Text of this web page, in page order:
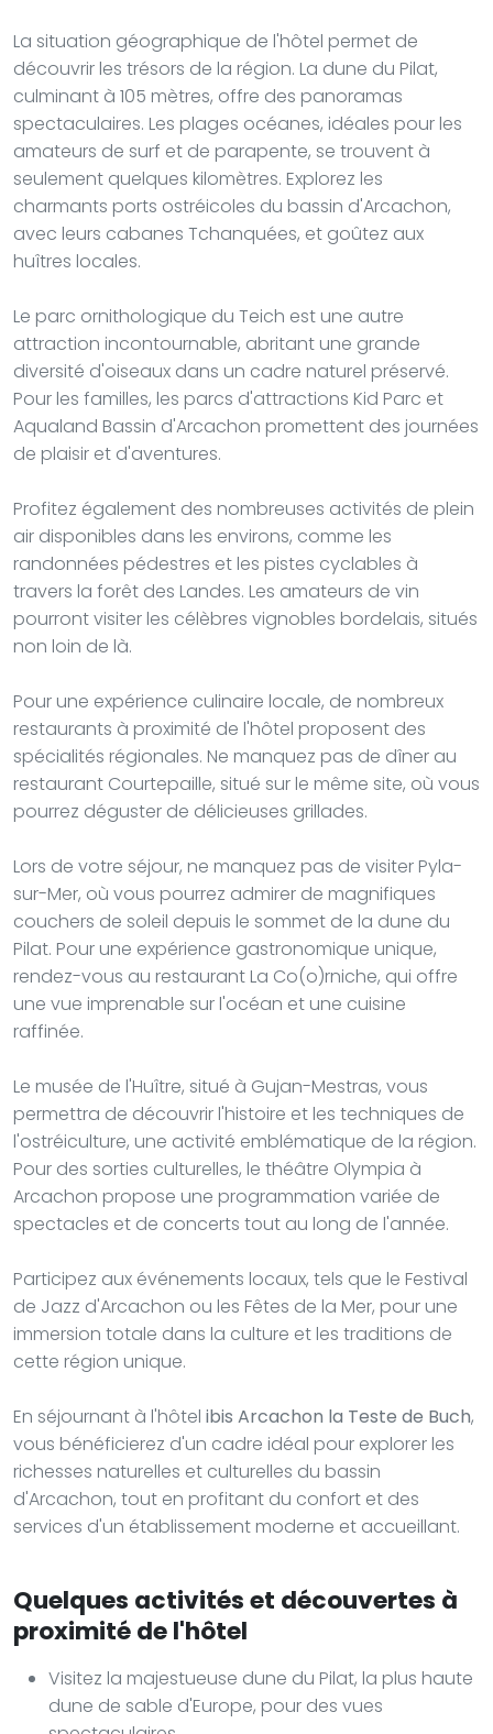
La situation géographique de l'hôtel permet de
découvrir les trésors de la région. La dune du Pilat,
culminant à 105 mètres, offre des panoramas
spectaculaires. Les plages océanes, idéales pour les
amateurs de surf et de parapente, se trouvent à
seulement quelques kilomètres. Explorez les
charmants ports ostréicoles du bassin d'Arcachon,
avec leurs cabanes Tchanquées, et goûtez aux
huîtres locales.
Le parc ornithologique du Teich est une autre
attraction incontournable, abritant une grande
diversité d'oiseaux dans un cadre naturel préservé.
Pour les familles, les parcs d'attractions Kid Parc et
Aqualand Bassin d'Arcachon promettent des journées
de plaisir et d'aventures.
Profitez également des nombreuses activités de plein
air disponibles dans les environs, comme les
randonnées pédestres et les pistes cyclables à
travers la forêt des Landes. Les amateurs de vin
pourront visiter les célèbres vignobles bordelais, situés
non loin de là.
Pour une expérience culinaire locale, de nombreux
restaurants à proximité de l'hôtel proposent des
spécialités régionales. Ne manquez pas de dîner au
restaurant Courtepaille, situé sur le même site, où vous
pourrez déguster de délicieuses grillades.
Lors de votre séjour, ne manquez pas de visiter Pyla-
sur-Mer, où vous pourrez admirer de magnifiques
couchers de soleil depuis le sommet de la dune du
Pilat. Pour une expérience gastronomique unique,
rendez-vous au restaurant La Co(o)rniche, qui offre
une vue imprenable sur l'océan et une cuisine
raffinée.
Le musée de l'Huître, situé à Gujan-Mestras, vous
permettra de découvrir l'histoire et les techniques de
l'ostréiculture, une activité emblématique de la région.
Pour des sorties culturelles, le théâtre Olympia à
Arcachon propose une programmation variée de
spectacles et de concerts tout au long de l'année.
Participez aux événements locaux, tels que le Festival
de Jazz d'Arcachon ou les Fêtes de la Mer, pour une
immersion totale dans la culture et les traditions de
cette région unique.
En séjournant à l'hôtel ibis Arcachon la Teste de Buch,
vous bénéficierez d'un cadre idéal pour explorer les
richesses naturelles et culturelles du bassin
d'Arcachon, tout en profitant du confort et des
services d'un établissement moderne et accueillant.
Quelques activités et découvertes à
proximité de l'hôtel
Visitez la majestueuse dune du Pilat, la plus haute
dune de sable d'Europe, pour des vues